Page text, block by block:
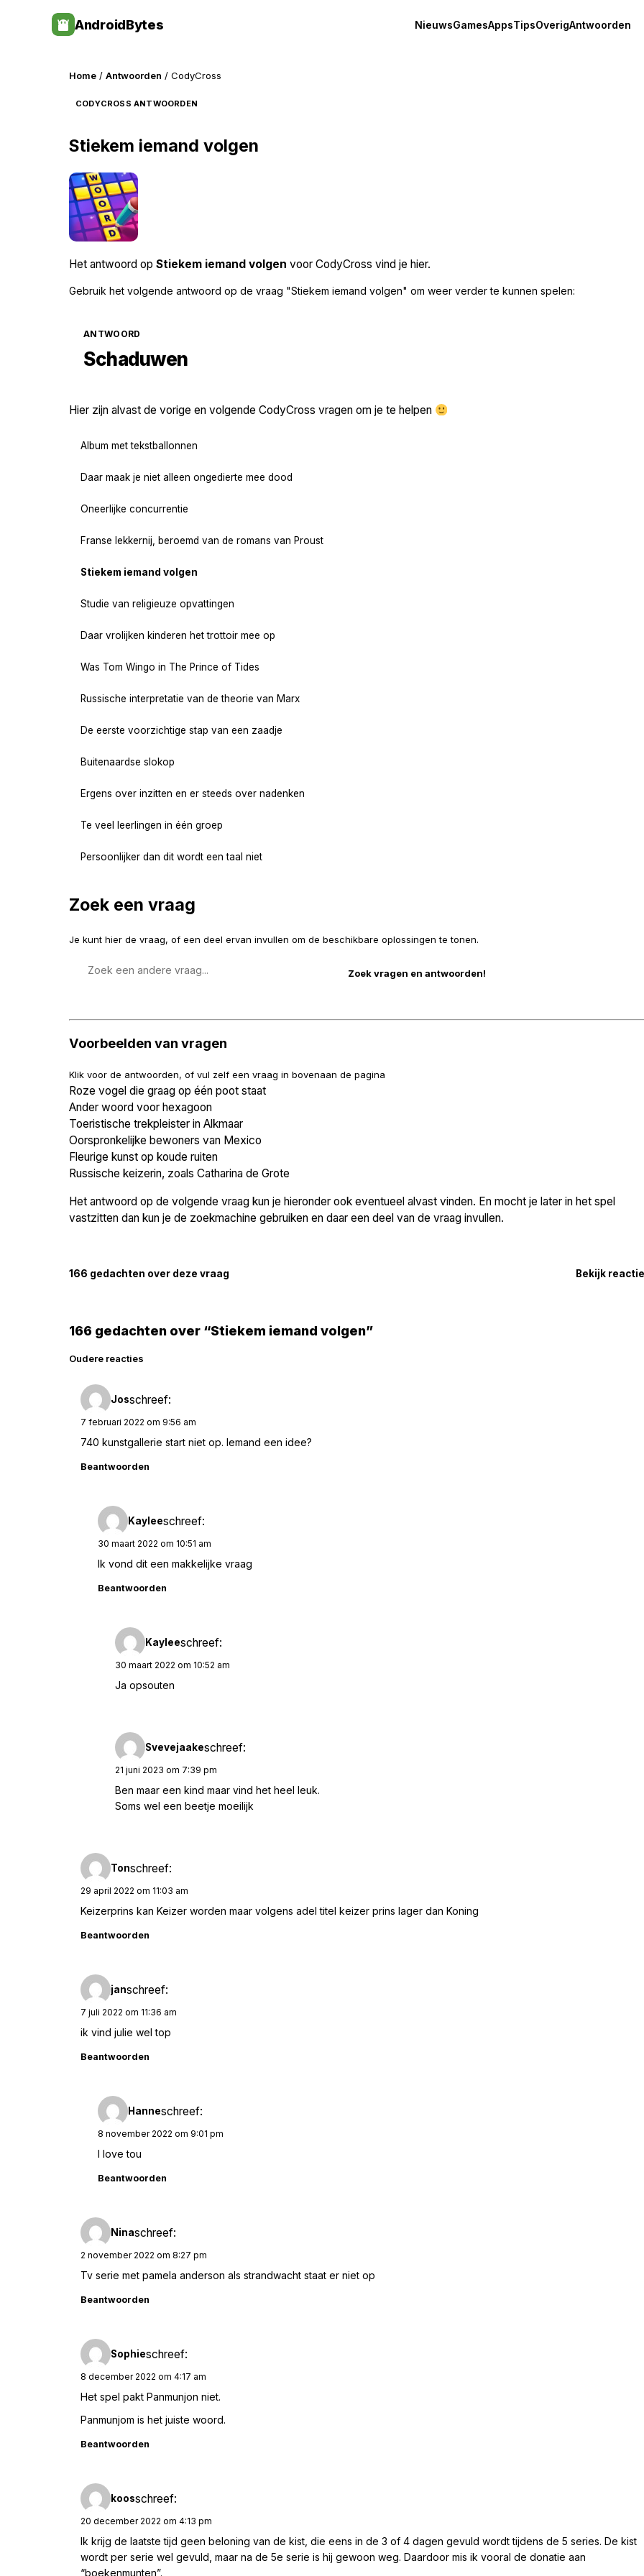
AndroidBytes NieuwsGamesAppsTipsOverigAntwoorden
Home / Antwoorden / CodyCross
CODYCROSS ANTWOORDEN
Stiekem iemand volgen
Het antwoord op Stiekem iemand volgen voor CodyCross vind je hier.
Gebruik het volgende antwoord op de vraag "Stiekem iemand volgen" om weer verder te kunnen spelen:
ANTWOORD
Schaduwen
Hier zijn alvast de vorige en volgende CodyCross vragen om je te helpen
Album met tekstballonnen
Daar maak je niet alleen ongedierte mee dood
Oneerlijke concurrentie
Franse lekkernij, beroemd van de romans van Proust
Stiekem iemand volgen
Studie van religieuze opvattingen
Daar vrolijken kinderen het trottoir mee op
Was Tom Wingo in The Prince of Tides
Russische interpretatie van de theorie van Marx
De eerste voorzichtige stap van een zaadje
Buitenaardse slokop
Ergens over inzitten en er steeds over nadenken
Te veel leerlingen in één groep
Persoonlijker dan dit wordt een taal niet
Zoek een vraag
Je kunt hier de vraag, of een deel ervan invullen om de beschikbare oplossingen te tonen.
Voorbeelden van vragen
Klik voor de antwoorden, of vul zelf een vraag in bovenaan de pagina
Roze vogel die graag op één poot staat
Ander woord voor hexagoon
Toeristische trekpleister in Alkmaar
Oorspronkelijke bewoners van Mexico
Fleurige kunst op koude ruiten
Russische keizerin, zoals Catharina de Grote
Het antwoord op de volgende vraag kun je hieronder ook eventueel alvast vinden. En mocht je later in het spel
vastzitten dan kun je de zoekmachine gebruiken en daar een deel van de vraag invullen.
166 gedachten over deze vraag Bekijk
166 gedachten over “Stiekem iemand volgen”
Reacties
navigatie
Oudere reacties
Josschreef:
7 februari 2022 om 9:56 am
740 kunstgallerie start niet op. Iemand een idee?
Beantwoorden
Kayleeschreef:
30 maart 2022 om 10:51 am
Ik vond dit een makkelijke vraag
Beantwoorden
Kayleeschreef:
30 maart 2022 om 10:52 am
Ja opsouten
Svevejaakeschreef:
21 juni 2023 om 7:39 pm
Ben maar een kind maar vind het heel leuk.
Soms wel een beetje moeilijk
Tonschreef:
29 april 2022 om 11:03 am
Keizerprins kan Keizer worden maar volgens adel titel keizer prins lager dan Koning
Beantwoorden
janschreef:
7 juli 2022 om 11:36 am
ik vind julie wel top
Beantwoorden
Hanneschreef:
8 november 2022 om 9:01 pm
I love tou
Beantwoorden
Ninaschreef:
2 november 2022 om 8:27 pm
Tv serie met pamela anderson als strandwacht staat er niet op
Beantwoorden
Sophieschreef:
8 december 2022 om 4:17 am
Het spel pakt Panmunjon niet.
Panmunjom is het juiste woord.
Beantwoorden
koosschreef:
20 december 2022 om 4:13 pm
Ik krijg de laatste tijd geen beloning van de kist, die eens in de 3 of 4 dagen gevuld wordt tijdens de 5 series. De kist
wordt per serie wel gevuld, maar na de 5e serie is hij gewoon weg. Daardoor mis ik vooral de donatie aan
“boekenmunten”.